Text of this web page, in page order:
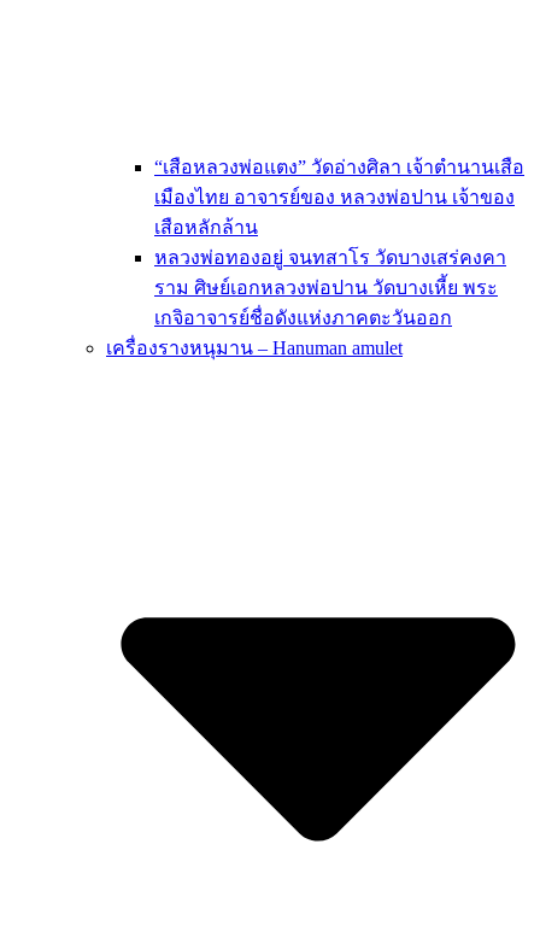
“เสือหลวงพ่อแตง” วัดอ่างศิลา เจ้าตำนานเสือ
เมืองไทย อาจารย์ของ หลวงพ่อปาน เจ้าของ
เสือหลักล้าน
หลวงพ่อทองอยู่ จนทสาโร วัดบางเสร่คงคา
ราม ศิษย์เอกหลวงพ่อปาน วัดบางเหี้ย พระ
เกจิอาจารย์ชื่อดังแห่งภาคตะวันออก
เครื่องรางหนุมาน – Hanuman amulet